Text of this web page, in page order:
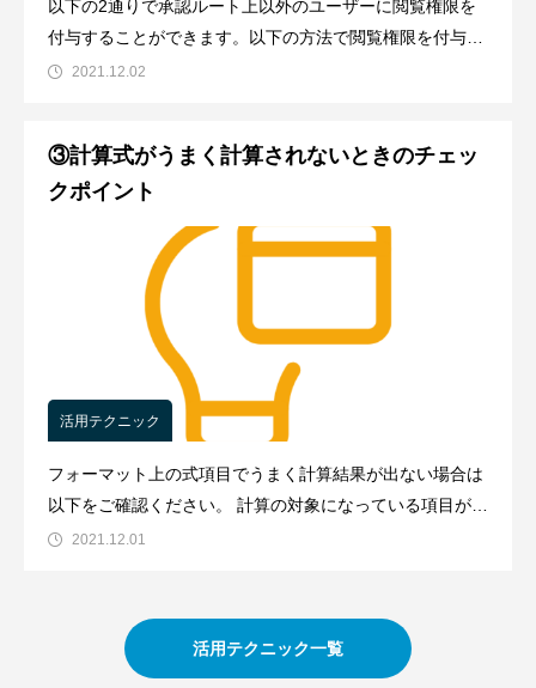
以下の2通りで承認ルート上以外のユーザーに閲覧権限を
付与することができます。以下の方法で閲覧権限を付与さ
れた部署・ユーザーは各自の「書類検索」で申請書が閲覧
2021.12.02
③計算式がうまく計算されないときのチェッ
クポイント
活用テクニック
フォーマット上の式項目でうまく計算結果が出ない場合は
以下をご確認ください。 計算の対象になっている項目がテ
キスト（数値）になっていること。 計算結果を表示する項
2021.12.01
活用テクニック一覧